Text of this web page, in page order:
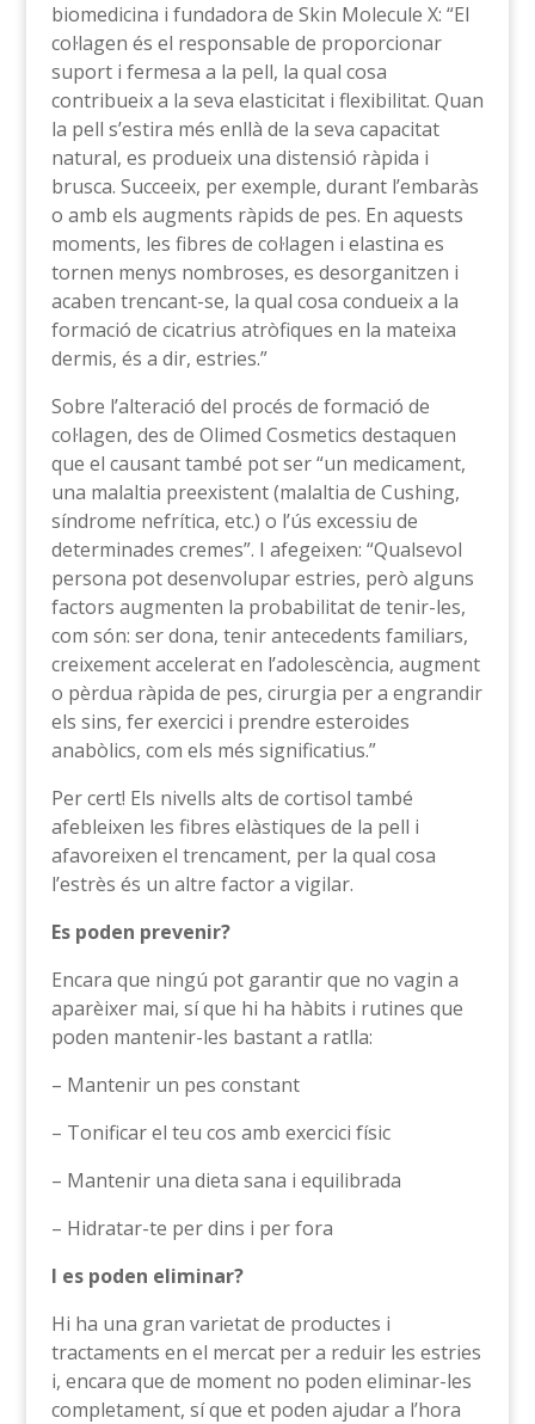
biomedicina i fundadora de Skin Molecule X: “El
col·lagen és el responsable de proporcionar
suport i fermesa a la pell, la qual cosa
contribueix a la seva elasticitat i flexibilitat. Quan
la pell s’estira més enllà de la seva capacitat
natural, es produeix una distensió ràpida i
brusca. Succeeix, per exemple, durant l’embaràs
o amb els augments ràpids de pes. En aquests
moments, les fibres de col·lagen i elastina es
tornen menys nombroses, es desorganitzen i
acaben trencant-se, la qual cosa condueix a la
formació de cicatrius atròfiques en la mateixa
dermis, és a dir, estries.”
Sobre l’alteració del procés de formació de
col·lagen, des de Olimed Cosmetics destaquen
que el causant també pot ser “un medicament,
una malaltia preexistent (malaltia de Cushing,
síndrome nefrítica, etc.) o l’ús excessiu de
determinades cremes”. I afegeixen: “Qualsevol
persona pot desenvolupar estries, però alguns
factors augmenten la probabilitat de tenir-les,
com són: ser dona, tenir antecedents familiars,
creixement accelerat en l’adolescència, augment
o pèrdua ràpida de pes, cirurgia per a engrandir
els sins, fer exercici i prendre esteroides
anabòlics, com els més significatius.”
Per cert! Els nivells alts de cortisol també
afebleixen les fibres elàstiques de la pell i
afavoreixen el trencament, per la qual cosa
l’estrès és un altre factor a vigilar.
Es poden prevenir?
Encara que ningú pot garantir que no vagin a
aparèixer mai, sí que hi ha hàbits i rutines que
poden mantenir-les bastant a ratlla:
– Mantenir un pes constant
– Tonificar el teu cos amb exercici físic
– Mantenir una dieta sana i equilibrada
– Hidratar-te per dins i per fora
I es poden eliminar?
Hi ha una gran varietat de productes i
tractaments en el mercat per a reduir les estries
i, encara que de moment no poden eliminar-les
completament, sí que et poden ajudar a l’hora